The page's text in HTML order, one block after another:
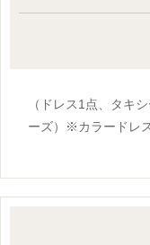
（ドレス1点、タキ
ーズ）※カラードレ